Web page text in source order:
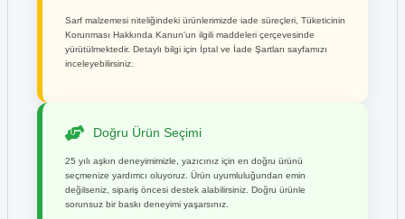
Sarf malzemesi niteliğindeki ürünlerimizde iade süreçleri, Tüketicinin
Korunması Hakkında Kanun'un ilgili maddeleri çerçevesinde
yürütülmektedir. Detaylı bilgi için İptal ve İade Şartları sayfamızı
inceleyebilirsiniz.
Doğru Ürün Seçimi
25 yılı aşkın deneyimimizle, yazıcınız için en doğru ürünü
seçmenize yardımcı oluyoruz. Ürün uyumluluğundan emin
değilseniz, sipariş öncesi destek alabilirsiniz. Doğru ürünle
sorunsuz bir baskı deneyimi yaşarsınız.